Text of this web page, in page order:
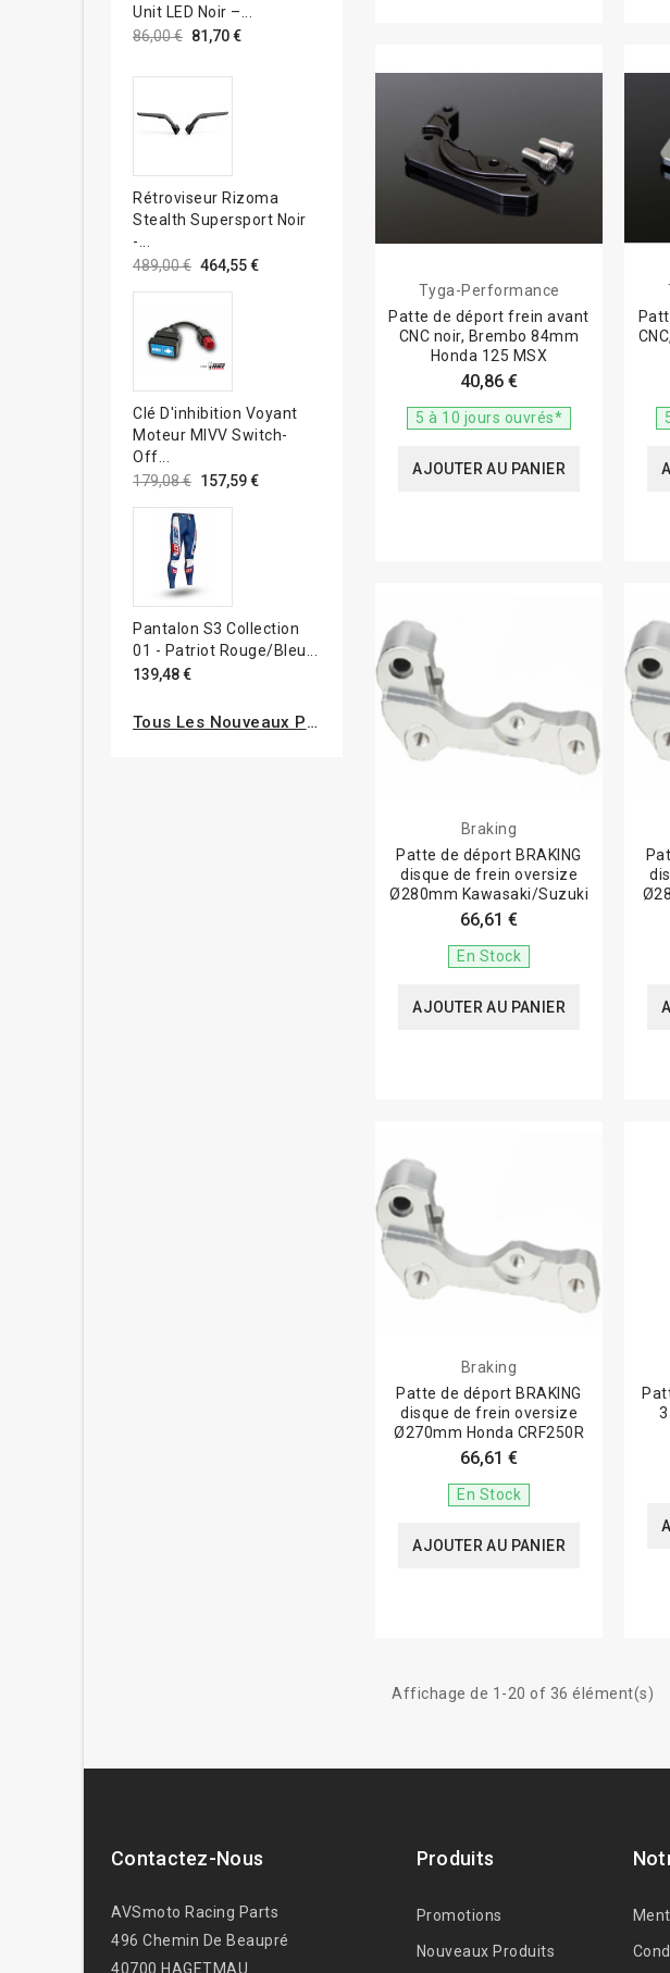
Unit LED Noir –...
86,00 € 81,70 €
Rétroviseur Rizoma
Stealth Supersport Noir
-...
489,00 € 464,55 €
Clé D'inhibition Voyant
Moteur MIVV Switch-
Off...
179,08 € 157,59 €
Pantalon S3 Collection
01 - Patriot Rouge/bleu...
139,48 €
Tous Les Nouveaux Produits
Tyga-Performance
Patte de déport frein avant
CNC noir, Brembo 84mm
Honda 125 MSX
40,86 €
5 à 10 jours ouvrés*
AJOUTER AU PANIER
Braking
Patte de déport BRAKING
disque de frein oversize
Ø280mm Kawasaki/Suzuki
66,61 €
En Stock
AJOUTER AU PANIER
Braking
Patte de déport BRAKING
disque de frein oversize
Ø270mm Honda CRF250R
66,61 €
En Stock
AJOUTER AU PANIER
Affichage de 1-20 of 36 élément(s)
Contactez-Nous
AVSmoto Racing Parts
496 Chemin De Beaupré
40700 HAGETMAU
Produits
Promotions
Nouveaux Produits